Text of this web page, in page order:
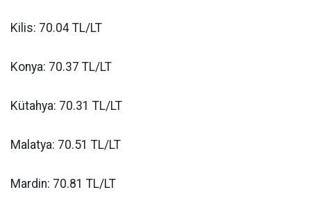
Kilis: 70.04 TL/LT
Konya: 70.37 TL/LT
Kütahya: 70.31 TL/LT
Malatya: 70.51 TL/LT
Mardin: 70.81 TL/LT